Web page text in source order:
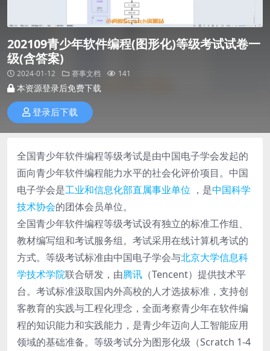
202109青少年软件编程(图形化)等级考试试卷一
级(含答案)
2024-01-12 赛事文档 141
本资源登录后免费下载
登录后下载
全国青少年软件编程等级考试是由中国电子学会发起的
面向青少年软件编程能力水平的社会化评价项目。中国
电子学会是工业和信息化部直属事业单位 ，是中国科学
技术协会的团体会员单位。
全国青少年软件编程等级考试设有独立的标准工作组、
教材编写组和考试服务组。考试采用在线计算机考试的
方式。等级考试标准由中国电子学会与北京大学信息科
学技术学院联合研发，由腾讯 （Tencent）提供技术平
台。考试标准汲取国内外高校的人才选拔标准，支持创
客教育的实践与工程化理念，全面考察青少年在软件编
程的知识能力和实践能力，是青少年迈向人工智能应用
领域的基础准备。等级考试分为图形化级（Scratch 1-4